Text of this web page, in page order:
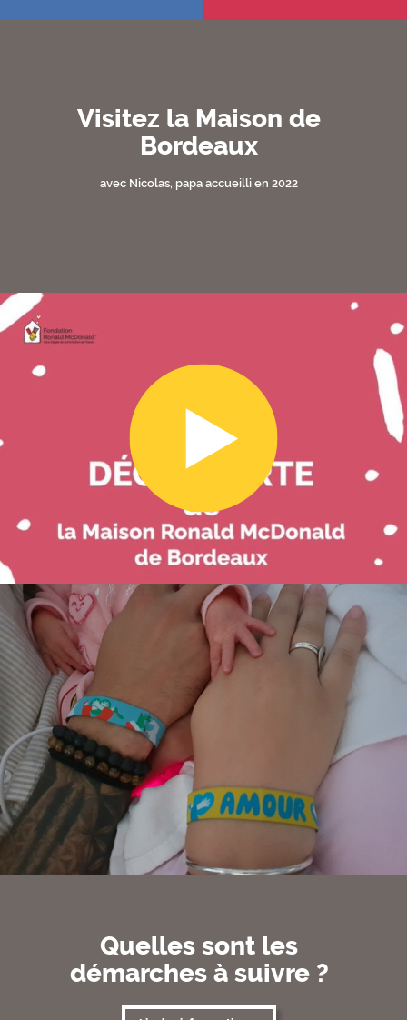
Visitez la Maison de
Bordeaux
avec Nicolas, papa accueilli en 2022
Voir la vidéo
Quelles sont les
démarches à suivre ?